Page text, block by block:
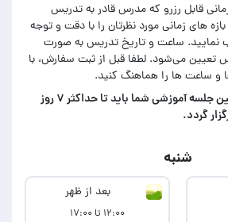
قابل رزرو که مدرس قادر به تدریس
های زمانی مورد نظرتان را با دقت و توجه
نمایید. ساعت و تاریخ تدریس به صورت
تعیین می‌شود. لطفا قبل از ثبت سفارش، با
و ساعت ها را هماهنگ کنید.
در‌ نظر داشته باشید اولین جلسه آموزشی شما باید تا حداکثر ۷ روز
گردد.
شنبه
بعد از ظهر
۱۲:۰۰ تا ۱۷:۰۰